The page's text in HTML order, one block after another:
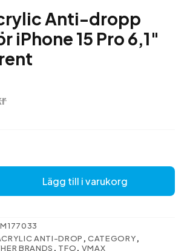
Anti-dropp
iPhone 15 Pro 6,1″
Lägg till i varukorg
ANTI-DROP ,CATEGORY,
BRANDS , TFO, VMAX